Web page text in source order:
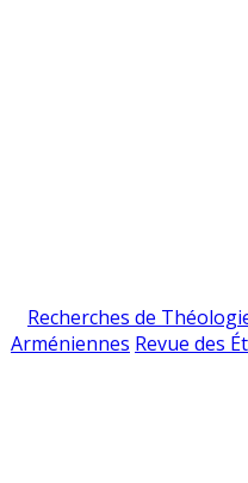
Recherches de
Arméniennes Revue des